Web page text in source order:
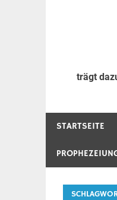
trägt
STARTSEITE